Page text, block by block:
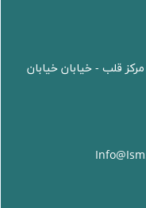
قلب - خیابان خیابان